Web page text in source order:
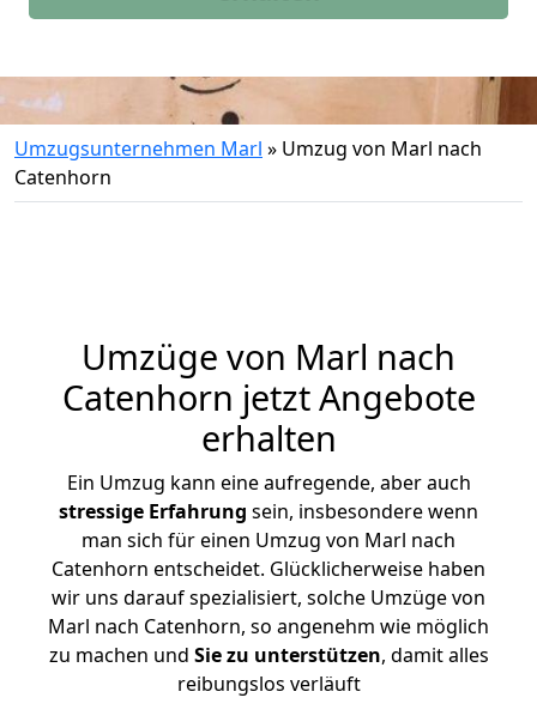
Umzugsunternehmen Marl » Umzug von Marl nach
Catenhorn
Umzüge von Marl nach
Catenhorn jetzt Angebote
erhalten
Ein Umzug kann eine aufregende, aber auch
stressige Erfahrung sein, insbesondere wenn
man sich für einen Umzug von Marl nach
Catenhorn entscheidet. Glücklicherweise haben
wir uns darauf spezialisiert, solche Umzüge von
Marl nach Catenhorn, so angenehm wie möglich
zu machen und Sie zu unterstützen, damit alles
reibungslos verläuft